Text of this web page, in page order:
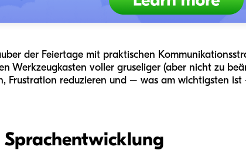
der Feiertage mit praktischen
Werkzeugkasten voller gruseliger (aber nicht zu
Frustration reduzieren und – was am wichtigsten